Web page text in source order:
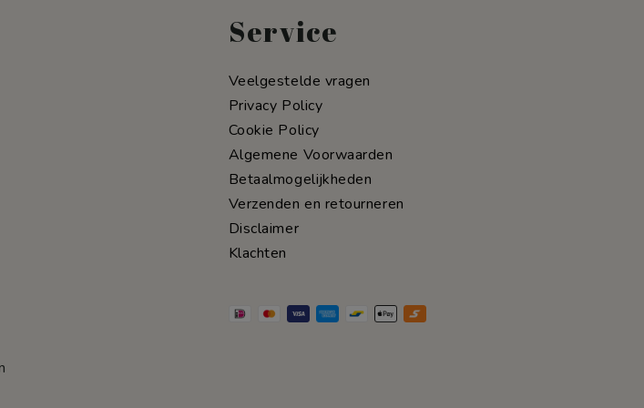
Service
Veelgestelde vragen
Privacy Policy
Cookie Policy
Algemene Voorwaarden
Betaalmogelijkheden
Verzenden en retourneren
Disclaimer
Klachten